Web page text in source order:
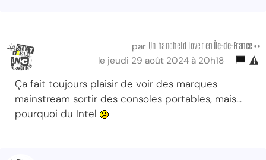
par Un handheld lover en Île-de-France ••
le jeudi 29 août 2024 à 20h18
Ça fait toujours plaisir de voir des marques
mainstream sortir des consoles portables, mais...
pourquoi du Intel